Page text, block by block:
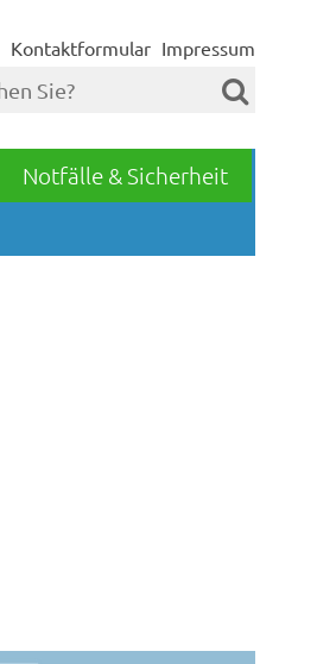
Kontaktformular Impressum
Notfälle & Sicherheit